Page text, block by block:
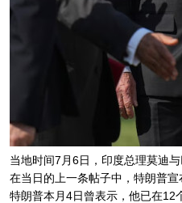
当地时间7月6日，印度总理莫迪
在当日的上一条帖子中，特朗普
特朗普本月4日曾表示，他已在12